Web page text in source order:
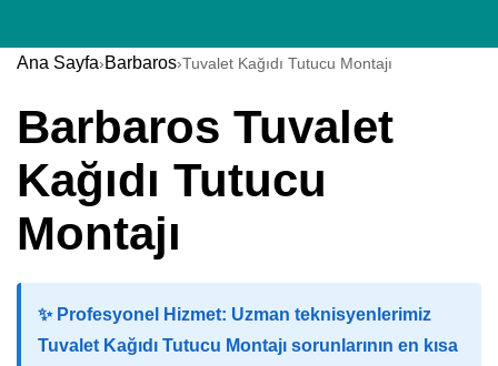
Ana Sayfa›Barbaros›Tuvalet Kağıdı Tutucu Montajı
Barbaros Tuvalet
Kağıdı Tutucu
Montajı
✨ Profesyonel Hizmet: Uzman teknisyenlerimiz
Tuvalet Kağıdı Tutucu Montajı sorunlarının en kısa